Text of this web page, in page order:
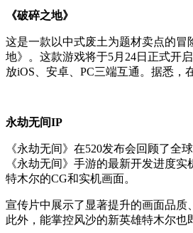
《破碎之地》
这是一款以中式废土为题材卖点的冒
地》。这款游戏将于5月24日正式开
放iOS、安卓、PC三端互通。据悉，
永劫无间IP
《永劫无间》在520发布会回顾了全
《永劫无间》手游的最新开发进度
特木尔的CG和实机画面。
宣传片中展示了显著提升的画面品质
此外，能掌控风沙的新英雄特木尔也